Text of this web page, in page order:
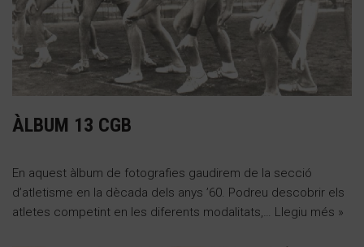
ÀLBUM 13 CGB
En aquest àlbum de fotografies gaudirem de la secció
d’atletisme en la dècada dels anys ’60. Podreu descobrir els
atletes competint en les diferents modalitats,… Llegiu més »